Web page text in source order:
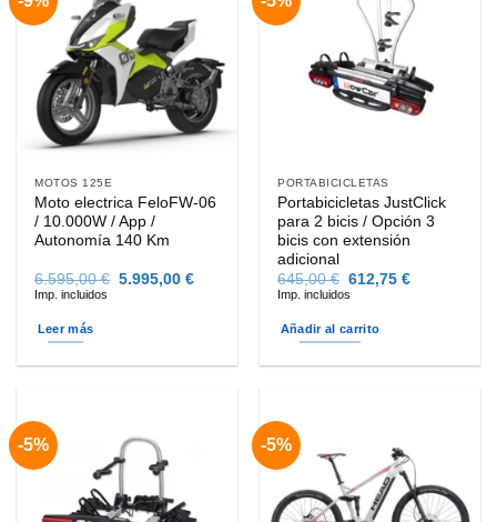
variantes.
Las
opciones
página
producto
MOTOS 125E
Moto electrica FeloFW-06
/ 10.000W / App /
Autonomía 140 Km
6.595,00€ El
5.995,00€El
Imp. incluidos
Leer más
PORTABICICLETAS
Portabicicletas JustClick
para 2 bicis / Opción 3
bicis con extensión
adicional
645,00€ El
precio
era:
645,00 €.
612,75€El
Imp. incluidos
Añadir al carrito
-5% -5%